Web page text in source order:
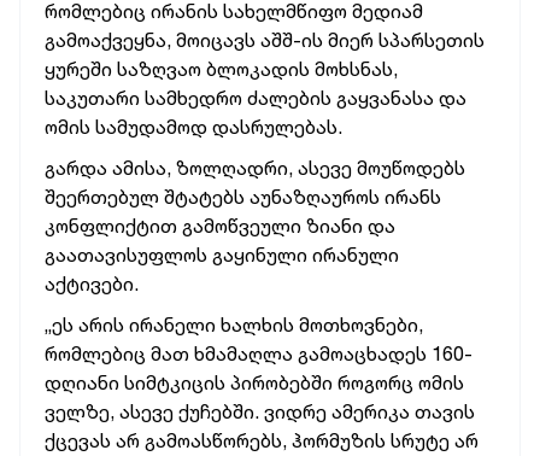
რომლებიც ირანის სახელმწიფო მედიამ
გამოაქვეყნა, მოიცავს აშშ-ის მიერ სპარსეთის
ყურეში საზღვაო ბლოკადის მოხსნას,
საკუთარი სამხედრო ძალების გაყვანასა და
ომის სამუდამოდ დასრულებას.
გარდა ამისა, ზოლღადრი, ასევე მოუწოდებს
შეერთებულ შტატებს აუნაზღაუროს ირანს
კონფლიქტით გამოწვეული ზიანი და
გაათავისუფლოს გაყინული ირანული
აქტივები.
„ეს არის ირანელი ხალხის მოთხოვნები,
რომლებიც მათ ხმამაღლა გამოაცხადეს 160-
დღიანი სიმტკიცის პირობებში როგორც ომის
ველზე, ასევე ქუჩებში. ვიდრე ამერიკა თავის
ქცევას არ გამოასწორებს, ჰორმუზის სრუტე არ